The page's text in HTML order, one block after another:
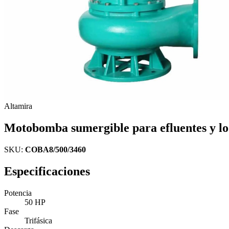
Altamira
Motobomba sumergible para efluentes y
SKU: COBA8/500/3460
Especificaciones
Potencia
50 HP
Fase
Trifásica